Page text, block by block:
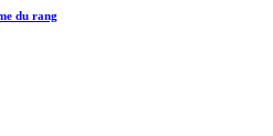
du rang